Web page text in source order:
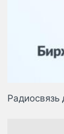
Радиосвязь